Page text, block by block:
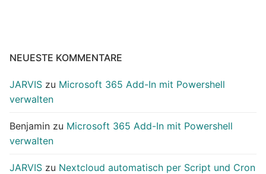
NEUESTE KOMMENTARE
JARVIS zu Microsoft 365 Add-In mit Powershell
verwalten
Benjamin zu Microsoft 365 Add-In mit Powershell
verwalten
JARVIS zu Nextcloud automatisch per Script und Cron